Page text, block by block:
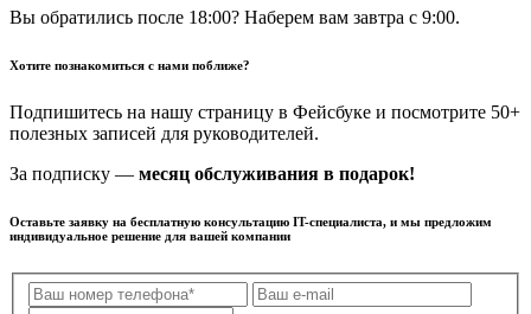
Вы обратились после 18:00? Наберем вам завтра с 9:00.
Хотите познакомиться с нами поближе?
Подпишитесь на нашу страницу в Фейсбуке и посмотрите 50+
полезных записей для руководителей.
За подписку — месяц обслуживания в подарок!
Оставьте заявку на бесплатную консультацию IT-специалиста, и мы предложим
индивидуальное решение для вашей компании